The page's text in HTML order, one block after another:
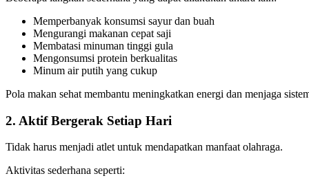
Memperbanyak konsumsi sayur dan buah
Mengurangi makanan cepat saji
Membatasi minuman tinggi gula
Mengonsumsi protein berkualitas
Minum air putih yang cukup
Pola makan sehat membantu meningkatkan energi dan menjaga
2. Aktif Bergerak Setiap Hari
Tidak harus menjadi atlet untuk mendapatkan manfaat olahraga.
Aktivitas sederhana seperti: